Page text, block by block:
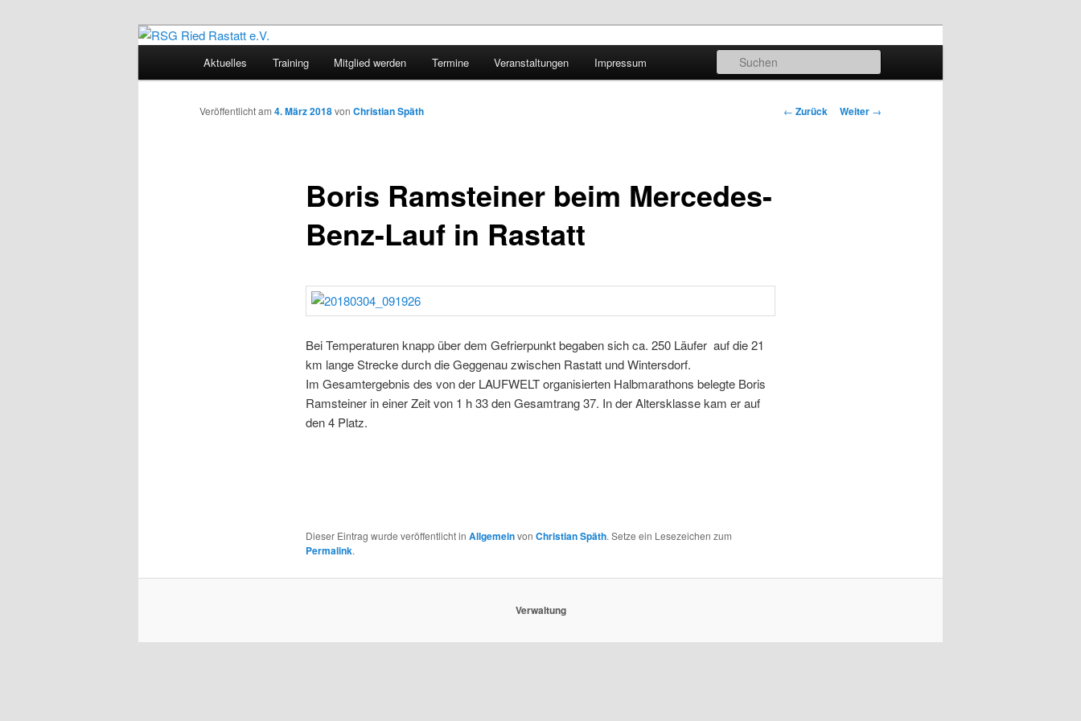
RSG Ried Rastatt e.V.
Sportliches Radfahren in Mittelbaden
Aktuelles Training Mitglied werden Termine Veranstaltungen Impressum
Beitrags-
← Zurück Weiter →
Boris Ramsteiner beim Mercedes-
Benz-Lauf in Rastatt
Veröffentlicht am 4. März 2018von Christian Späth
Bei Temperaturen knapp über dem Gefrierpunkt begaben sich ca. 250 Läufer auf die 21
km lange Strecke durch die Geggenau zwischen Rastatt und Wintersdorf.
Im Gesamtergebnis des von der LAUFWELT organisierten Halbmarathons belegte Boris
Ramsteiner in einer Zeit von 1 h 33 den Gesamtrang 37. In der Altersklasse kam er auf
den 4 Platz.
Dieser Eintrag wurde veröffentlicht in Allgemeinvon Christian Späth. Setze ein Lesezeichen zum
Permalink.
Verwaltung